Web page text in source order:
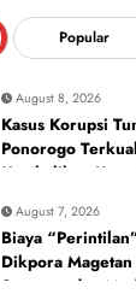
Popular
August 8, 2026
Kasus Korupsi
Ponorogo
Kembalikan Uang
August 7, 2026
Biaya
Dikpora
Seragam dan